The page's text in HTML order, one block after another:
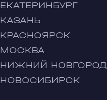
ЕКАТЕРИНБУРГ
КАЗАНЬ
КРАСНОЯРСК
МОСКВА
НИЖНИЙ НОВГОРОД
НОВОСИБИРСК